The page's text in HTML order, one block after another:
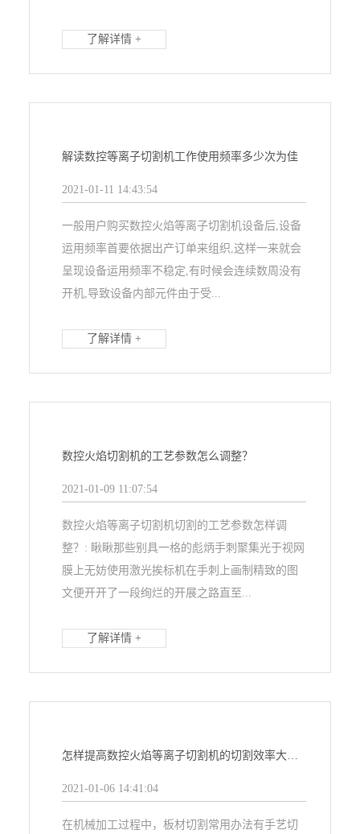
了解详情 +
解读数控等离子切割机工作使用频率多少次为佳
2021-01-11 14:43:54
一般用户购买数控火焰等离子切割机设备后,设备
运用频率首要依据出产订单来组织,这样一来就会
呈现设备运用频率不稳定,有时候会连续数周没有
开机,导致设备内部元件由于受...
了解详情 +
数控火焰切割机的工艺参数怎么调整？
2021-01-09 11:07:54
数控火焰等离子切割机切割的工艺参数怎样调
整？: 瞅瞅那些别具一格的彪炳手刺聚集光于视网
膜上无妨使用激光挨标机在手刺上画制精致的图
文便开开了一段绚烂的开展之路直至...
了解详情 +
怎样提高数控火焰等离子切割机的切割效率大技巧
2021-01-06 14:41:04
在机械加工过程中，板材切割常用办法有手艺切